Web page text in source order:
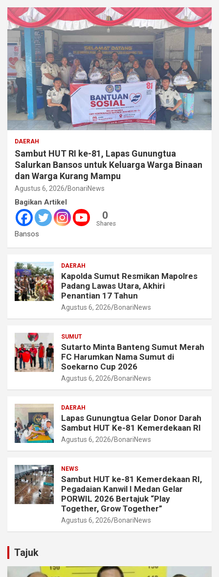
DAERAH
Sambut HUT RI ke-81, Lapas Gunungtua
Salurkan Bansos untuk Keluarga Warga Binaan
dan Warga Kurang Mampu
Agustus 6, 2026 BonariNews
Bagikan Artikel
0
Shares
Bansos
DAERAH
Kapolda Sumut Resmikan Mapolres
Padang Lawas Utara, Akhiri
Penantian 17 Tahun
Agustus 6, 2026 BonariNews
SUMUT
Sutarto Minta Banteng Sumut Merah
FC Harumkan Nama Sumut di
Soekarno Cup 2026
Agustus 6, 2026 BonariNews
DAERAH
Lapas Gunungtua Gelar Donor Darah
Sambut HUT Ke-81 Kemerdekaan RI
Agustus 6, 2026 BonariNews
NEWS
Sambut HUT ke-81 Kemerdekaan RI,
Pegadaian Kanwil I Medan Gelar
PORWIL 2026 Bertajuk “Play
Together, Grow Together”
Agustus 6, 2026 BonariNews
Tajuk